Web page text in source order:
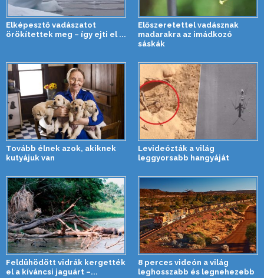
Elképesztő vadászatot
örökítettek meg – így ejti el ...
Előszeretettel vadásznak
madarakra az imádkozó
sáskák
Tovább élnek azok, akiknek
kutyájuk van
Levideózták a világ
leggyorsabb hangyáját
Feldühödött vidrák kergették
el a kíváncsi jaguárt –...
8 perces videón a világ
leghosszabb és legnehezebb